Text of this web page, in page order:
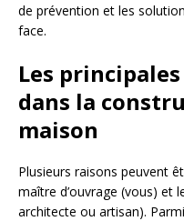
de prévention et les
face.
Les
dans la
maison
Plusieurs raisons peuvent
maître d’ouvrage (vous) et
architecte ou artisan).